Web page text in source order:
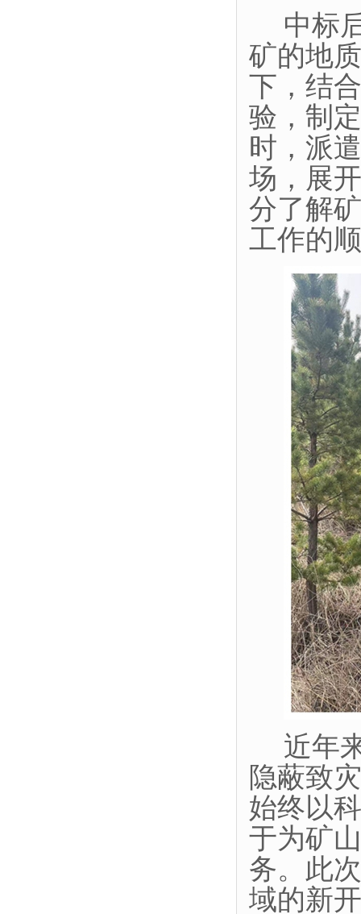
中标
矿的地
下，结
验，制
时，派
场，展
分了解
工作的
近年
隐蔽致
始终以
于为矿
务。此
域的新